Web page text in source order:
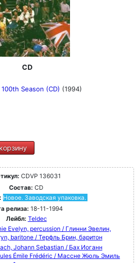
CD
Season (CD) (1994)
CDVP 136031
Состав: CD
Новое. Заводская упаковка.
релиза: 18-11-1994
Лейбл: Teldec
Evelyn, percussion / Глинни Эвелин,
baritone / Терфль Брин, баритон
Johann Sebastian / Бах Иоганн
Émile Frédéric / Массне Жюль Эмиль